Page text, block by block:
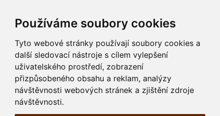
Používáme soubory cookies
Tyto webové stránky používají soubory cookies a
další sledovací nástroje s cílem vylepšení
uživatelského prostředí, zobrazení
přizpůsobeného obsahu a reklam, analýzy
návštěvnosti webových stránek a zjištění zdroje
návštěvnosti.